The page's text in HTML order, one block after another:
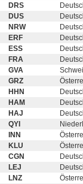
DRS
DUS
NRW
ERF
ESS
FRA
GVA
GRZ
HHN
HAM
HAJ
QYI
INN
KLU
CGN
LEJ
LNZ